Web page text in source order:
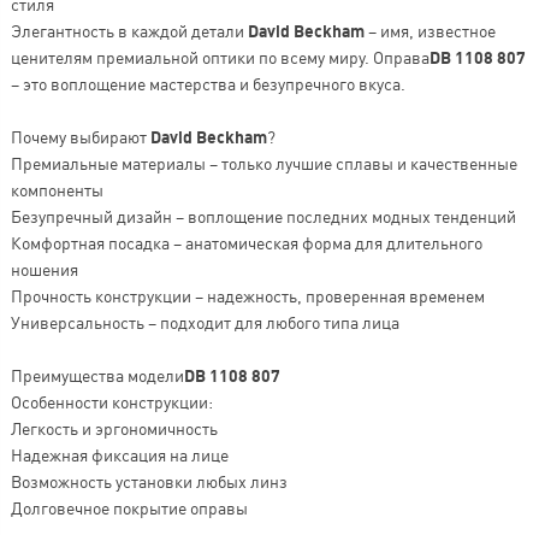
Элегантность в каждой детали David Beckham– имя, известное
ценителям премиальной оптики по всему миру. ОправаDB 1108 807
– это воплощение мастерства и безупречного вкуса.
Почему выбирают David Beckham?
Премиальные материалы – только лучшие сплавы и качественные
компоненты
Безупречный дизайн – воплощение последних модных тенденций
Комфортная посадка – анатомическая форма для длительного
ношения
Прочность конструкции – надежность, проверенная временем
Универсальность – подходит для любого типа лица
Преимущества моделиDB 1108 807
Особенности конструкции:
Легкость и эргономичность
Надежная фиксация на лице
Возможность установки любых линз
Долговечное покрытие оправы